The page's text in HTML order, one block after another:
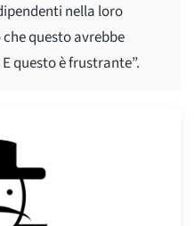
nella loro
questo avrebbe
questo è frustrante”.